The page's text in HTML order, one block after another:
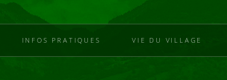
INFOS PRATIQUES VIE DU VILLAGE